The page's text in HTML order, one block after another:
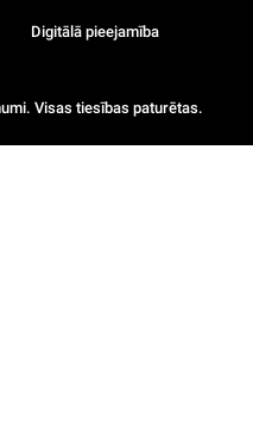
Visas tiesības paturētas.
Digitālā pieejamība